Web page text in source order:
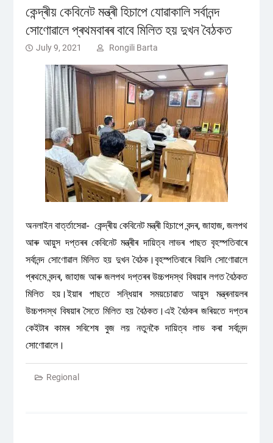
কেন্দ্ৰীয় কেবিনেট মন্ত্ৰী হিচাপে যোৱাকালি সৰ্বানন্দ
সোণোৱালে প্ৰথমবাৰৰ বাবে মিলিত হয় দুখন বৈঠকত
July 9, 2021 Rongili Barta
অনলাইন বাৰ্ত্তাসেৱা- কেন্দ্ৰীয় কেবিনেট মন্ত্ৰী হিচাপে বন্দৰ, জাহাজ, জলপথ
আৰু আয়ুস দপ্তৰৰ কেবিনেট মন্ত্ৰীৰ দায়িত্ব লাভৰ পাছত বৃহস্পতিবাৰে
সৰ্বানন্দ সোণোৱাল মিলিত হয় দুখন বৈঠক।বৃহস্পতিবাৰে বিয়লি সোণোৱালে
প্ৰথমে বন্দৰ, জাহাজ আৰু জলপথ দপ্তৰৰ উচ্চপদস্থ বিষয়াৰ লগত বৈঠকত
মিলিত হয়।ইয়াৰ পাছতে সন্ধিয়াৰ সময়চোৱাত আয়ুস মন্ত্ৰনায়লৰ
উচ্চপদস্থ বিষয়াৰ সৈতে মিলিত হয় বৈঠকত।এই বৈঠকৰ জৰিয়তে দপ্তৰ
কেইটাৰ কামৰ সবিশেষ বুজ লয় নতুনকৈ দায়িত্ব লাভ কৰা সৰ্বানন্দ
সোণোৱালে।
Regional